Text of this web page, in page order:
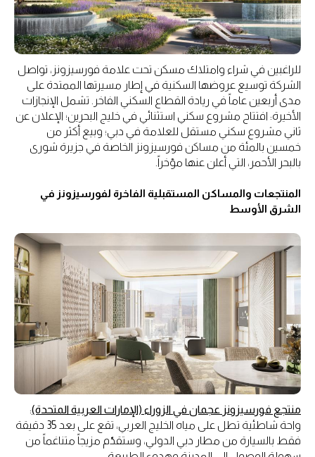
للراغبين في شراء وامتلاك مسكن تحت علامة فورسيزونز، تواصل
الشركة توسيع عروضها السكنية في إطار مسيرتها الممتدة على
مدى أربعين عاماً في ريادة القطاع السكني الفاخر. تشمل الإنجازات
الأخيرة: افتتاح مشروع سكني استثنائي في خليج البحرين؛ الإعلان عن
ثاني مشروع سكني مستقل للعلامة في دبي؛ وبيع أكثر من
خمسين بالمئة من مساكن فورسيزونز الخاصة في جزيرة شورى
بالبحر الأحمر، التي أعلن عنها مؤخراً.
المنتجعات والمساكن المستقبلية الفاخرة لفورسيزونز في
الشرق الأوسط
منتجع فورسيزونز عجمان في الزوراء (الإمارات العربية المتحدة):
واحة شاطئية تطل على مياه الخليج العربي، تقع على بعد 35 دقيقة
فقط بالسيارة من مطار دبي الدولي، وستقدّم مزيجاً متناغماً من